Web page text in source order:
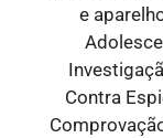
e
Contra